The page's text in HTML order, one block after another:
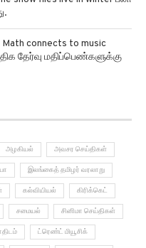
connects to music
தேர்வு மதிப்பெண்களுக்கு
அழகியல் அவசர செய்திகள்
இலங்கைத் தமிழர் வரலாறு
கல்வியியல் கிரிக்கெட்
சமையல் சினிமா செய்திகள்
ட்ரெண்ட் மியூசிக்